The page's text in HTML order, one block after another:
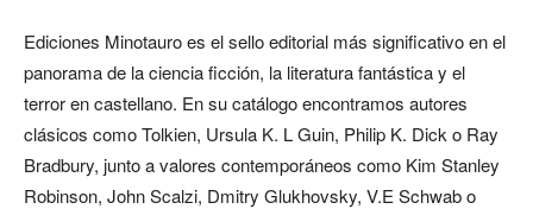
Ediciones Minotauro es el sello editorial más significativo en el
panorama de la ciencia ficción, la literatura fantástica y el
terror en castellano. En su catálogo encontramos autores
clásicos como Tolkien, Ursula K. L Guin, Philip K. Dick o Ray
Bradbury, junto a valores contemporáneos como Kim Stanley
Robinson, John Scalzi, Dmitry Glukhovsky, V.E Schwab o